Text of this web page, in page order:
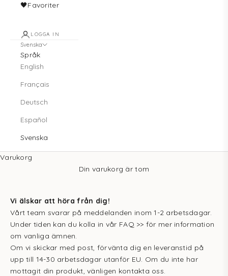
🖤Favoriter
LOGGA IN
Svenska
Språk
English
Français
Deutsch
Español
Svenska
Varukorg
Din varukorg är tom
Vi älskar att höra från dig!
Vårt team svarar på meddelanden inom 1-2 arbetsdagar.
Under tiden kan du kolla in vår FAQ >> för mer information
om vanliga ämnen.
Om vi skickar med post, förvänta dig en leveranstid på
upp till 14-30 arbetsdagar utanför EU. Om du inte har
mottagit din produkt, vänligen kontakta oss.